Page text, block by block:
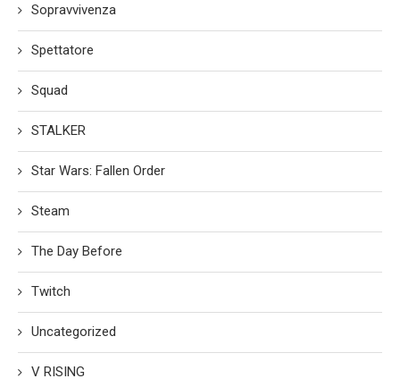
Sopravvivenza
Spettatore
Squad
STALKER
Star Wars: Fallen Order
Steam
The Day Before
Twitch
Uncategorized
V RISING